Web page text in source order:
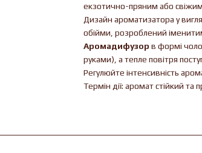
екзотично-пряним або
Дизайн ароматизатора у
обійми, розроблений
Аромадифузор в формі
руками), а тепле повітря
Регулюйте інтенсивність
Термін дії: аромат стійкий та